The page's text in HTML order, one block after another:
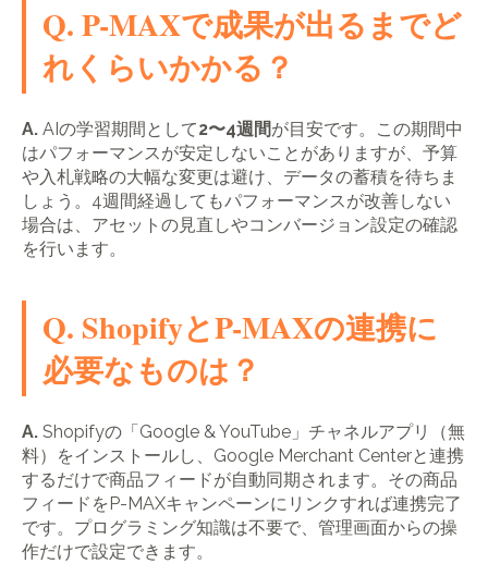
Q. P-MAXで成果が出るまでど
れくらいかかる？
A. AIの学習期間として2〜4週間が目安です。この期間中
はパフォーマンスが安定しないことがありますが、予算
や入札戦略の大幅な変更は避け、データの蓄積を待ちま
しょう。4週間経過してもパフォーマンスが改善しない
場合は、アセットの見直しやコンバージョン設定の確認
を行います。
Q. ShopifyとP-MAXの連携に
必要なものは？
A. Shopifyの「Google & YouTube」チャネルアプリ（無
料）をインストールし、Google Merchant Centerと連携
するだけで商品フィードが自動同期されます。その商品
フィードをP-MAXキャンペーンにリンクすれば連携完了
です。プログラミング知識は不要で、管理画面からの操
作だけで設定できます。